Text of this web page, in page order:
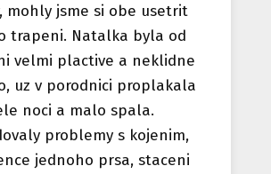
mohly jsme si obe usetrit
trapeni. Natalka byla od
velmi plactive a neklidne
uz v porodnici proplakala
noci a malo spala.
problemy s kojenim,
jednoho prsa, staceni